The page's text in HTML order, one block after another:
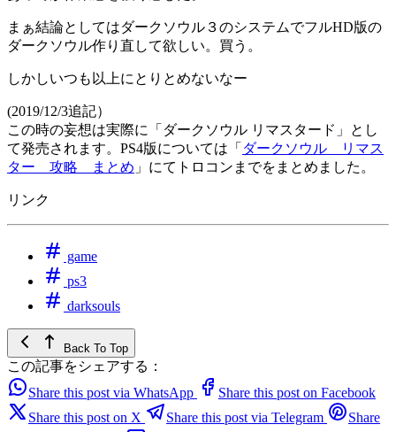
まぁ結論としてはダークソウル３のシステムでフルHD版の
ダークソウル作り直して欲しい。買う。
しかしいつも以上にとりとめないなー
(2019/12/3追記）
この時の妄想は実際に「ダークソウル リマスタード」とし
て発売されます。PS4版については「 ダークソウル リマス
ター 攻略 まとめ 」にてトロコンまでをまとめました。
リンク
game
ps3
darksouls
Back To Top
この記事をシェアする：
Share this post via WhatsApp
Share this post on Facebook
Share this post on X
Share this post via Telegram
Share